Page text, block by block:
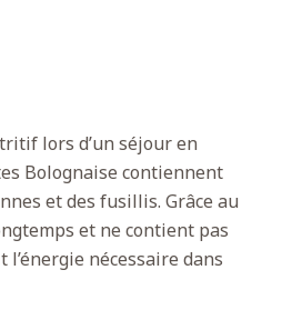
lors d’un séjour en
Bolognaise contiennent
et des fusillis. Grâce au
et ne contient pas
nécessaire dans